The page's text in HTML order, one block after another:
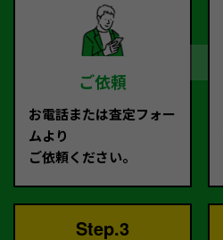
ご依頼
お電話または査定フォー
ムより
ご依頼ください。
Step.3